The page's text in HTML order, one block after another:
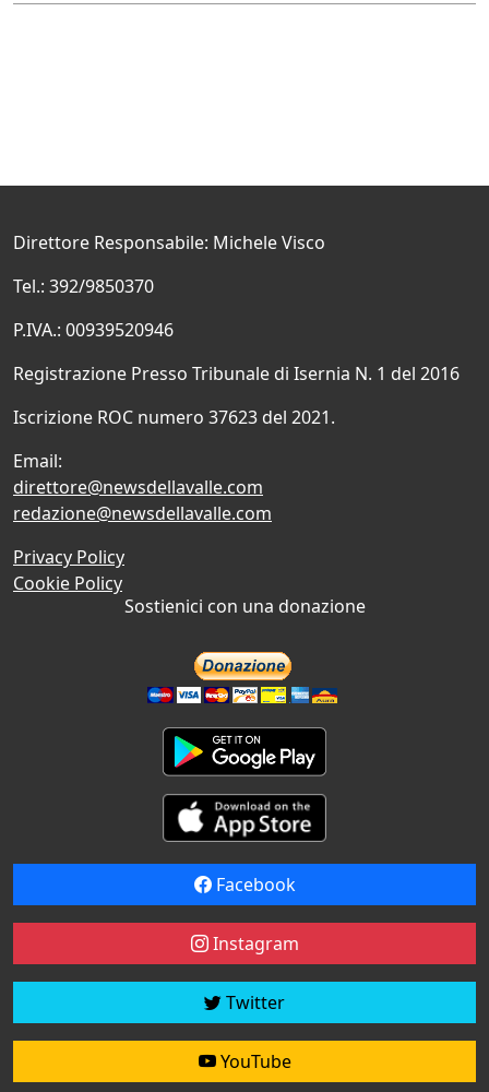
Direttore Responsabile: Michele Visco
Tel.: 392/9850370
P.IVA.: 00939520946
Registrazione Presso Tribunale di Isernia N. 1 del 2016
Iscrizione ROC numero 37623 del 2021.
Email:
direttore@newsdellavalle.com
redazione@newsdellavalle.com
Privacy Policy
Cookie Policy
Sostienici con una donazione
Facebook
Instagram
Twitter
YouTube